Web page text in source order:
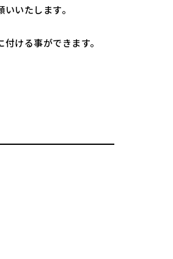
いたします。
ける事ができます。